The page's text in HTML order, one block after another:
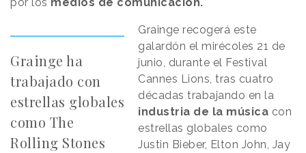
por los medios de comunicación.
Grainge ha
trabajado con
estrellas globales
como The
Rolling Stones
Grainge recogerá este
galardón el mirécoles 21 de
junio, durante el Festival
Cannes Lions, tras cuatro
décadas trabajando en la
industria de la música con
estrellas globales como
Justin Bieber, Elton John, Jay